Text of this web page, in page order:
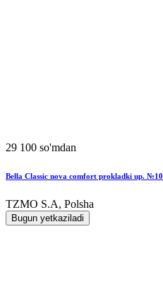
29 100 so'mdan
Bella Classic nova comfort prokladki up. №10
TZMO S.A, Polsha
Bugun yetkaziladi